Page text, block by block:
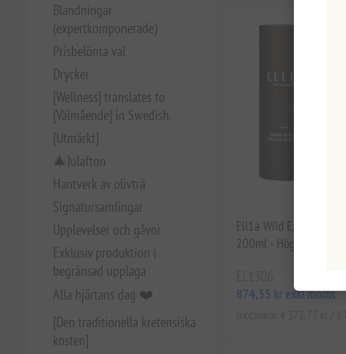
Blandningar
(expertkomponerade)
Prisbelönta val
Drycker
[Wellness] translates to
[Välmående] in Swedish.
[Utmärkt]
🎄Julafton
Hantverk av olivträ
Signatursamlingar
Upplevelser och gåvor
Exklusiv produktion i
begränsad upplaga
Alla hjärtans dag ❤️
[Den traditionella kretensiska
kosten]
Ell1a Wild Extra Virgin
200ml - Hög fenolhalt,
874,55 kr exkl moms